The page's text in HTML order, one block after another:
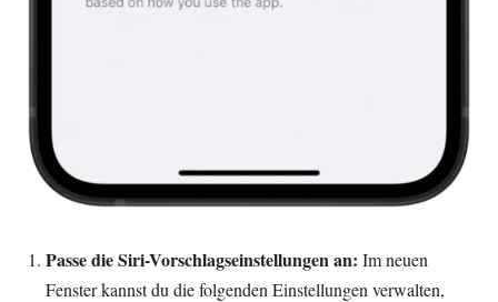
Passe die Siri-Vorschlagseinstellungen an: Im neuen
Fenster kannst du die folgenden Einstellungen verwalten,